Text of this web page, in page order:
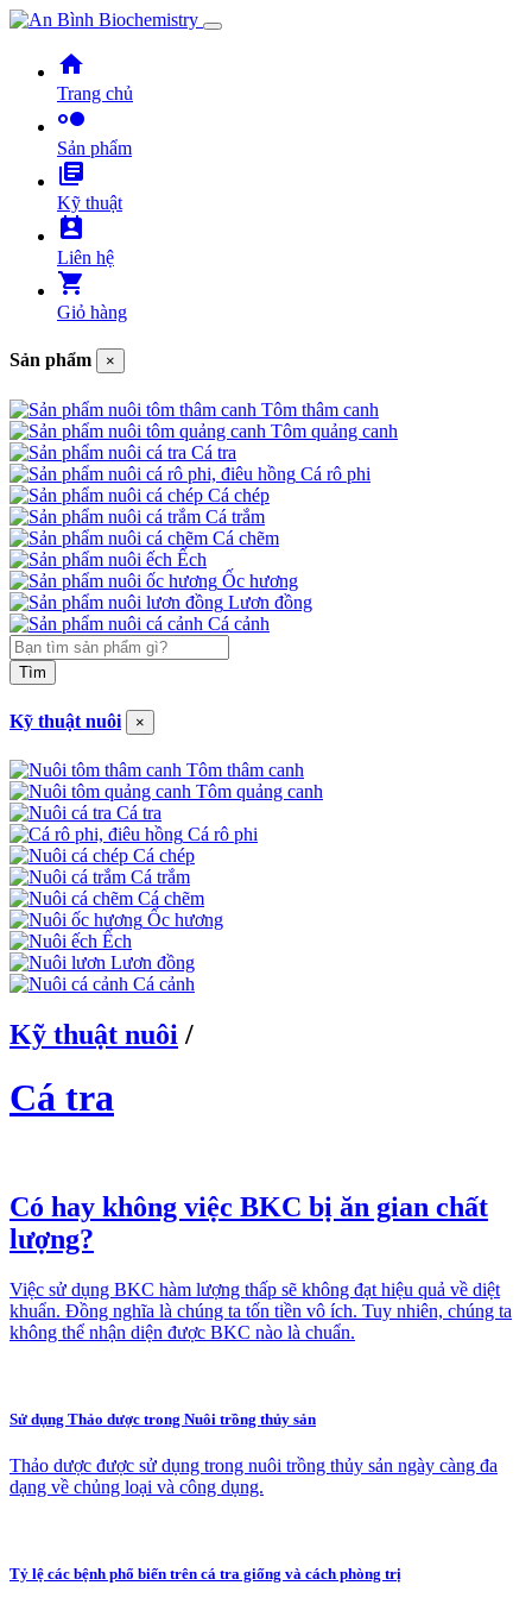
home
Trang chủ
hdr_strong
Sản phẩm
library_books
Kỹ thuật
perm_contact_calendar
Liên hệ
shopping_cart
Giỏ hàng
Sản phẩm ×
Tôm thâm canh
Tôm quảng canh
Cá tra
Cá rô phi
Cá chép
Cá trắm
Cá chẽm
Ếch
Ốc hương
Lươn đồng
Cá cảnh
Tìm
Kỹ thuật nuôi ×
Tôm thâm canh
Tôm quảng canh
Cá tra
Cá rô phi
Cá chép
Cá trắm
Cá chẽm
Ốc hương
Ếch
Lươn đồng
Cá cảnh
Kỹ thuật nuôi /
Cá tra
Có hay không việc BKC bị ăn gian chất
lượng?
Việc sử dụng BKC hàm lượng thấp sẽ không đạt hiệu quả về diệt
khuẩn. Đồng nghĩa là chúng ta tốn tiền vô ích. Tuy nhiên, chúng ta
không thể nhận diện được BKC nào là chuẩn.
Sử dụng Thảo dược trong Nuôi trồng thủy sản
Thảo dược được sử dụng trong nuôi trồng thủy sản ngày càng đa
dạng về chủng loại và công dụng.
Tỷ lệ các bệnh phổ biến trên cá tra giống và cách phòng trị